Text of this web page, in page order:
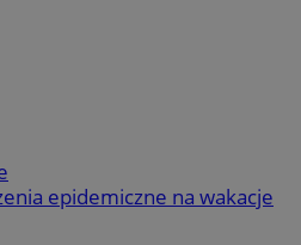
epidemiczne na wakacje